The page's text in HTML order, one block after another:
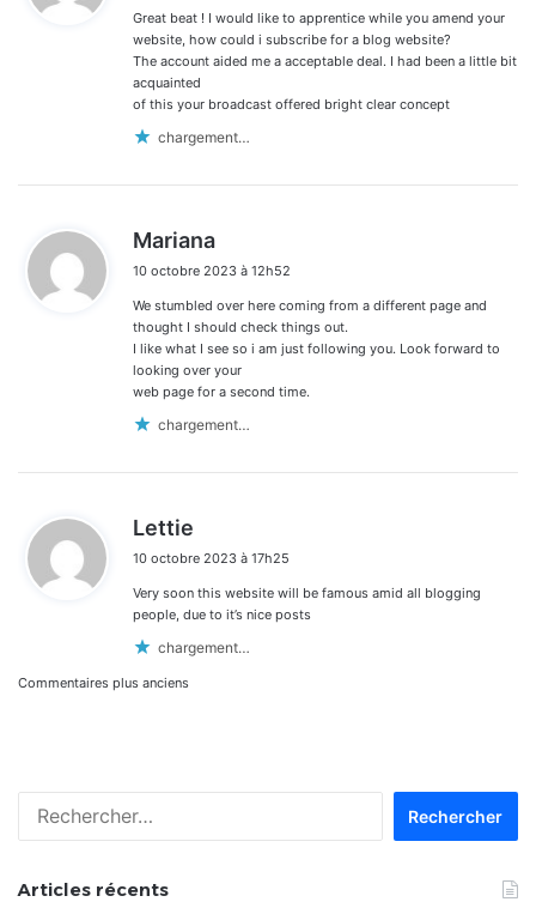
:
Great beat ! I would like to apprentice while you amend your
website, how could i subscribe for a blog website?
The account aided me a acceptable deal. I had been a little bit
acquainted
of this your broadcast offered bright clear concept
chargement…
Mariana
t
:
10 octobre 2023 à 12h52
We stumbled over here coming from a different page and
thought I should check things out.
I like what I see so i am just following you. Look forward to
looking over your
web page for a second time.
chargement…
Lettie
t
:
10 octobre 2023 à 17h25
Very soon this website will be famous amid all blogging
people, due to it’s nice posts
chargement…
Navigation
commentaires
Commentaires plus anciens
Articles récents